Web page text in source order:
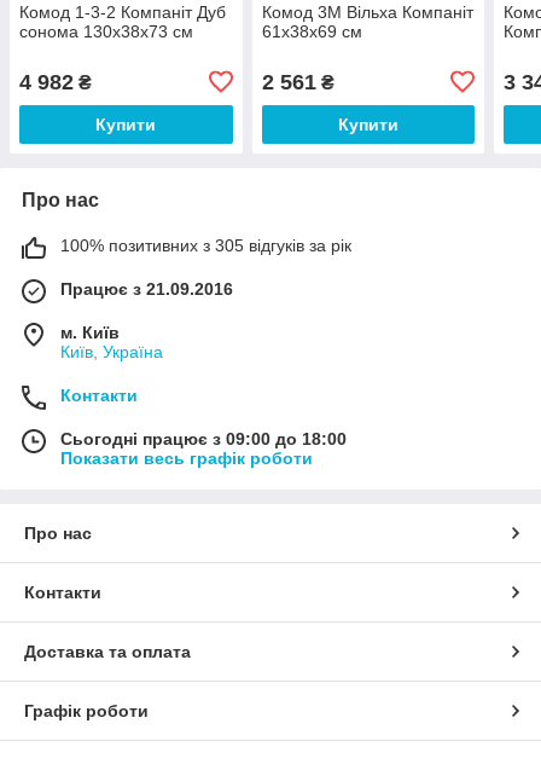
Комод 1-3-2 Компаніт Дуб
сонома 130х38х73 см
4 982 ₴
Купити
Комод 3М Вільха Компаніт
61х38х69 см
2 561₴
Купити
3
Про нас
100% позитивних з 305 відгуків за рік
Працює з 21.09.2016
м. Київ
Київ, Україна
Контакти
Сьогодні працює з 09:00 до 18:00
Показати весь графік роботи
Про нас
Контакти
Доставка та оплата
Графік роботи